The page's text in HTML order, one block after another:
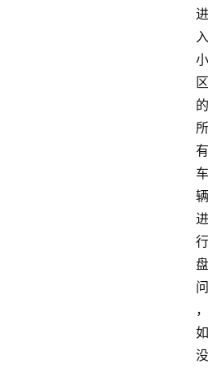
进
入
小
区
的
所
有
车
辆
进
行
盘
问
，
如
没